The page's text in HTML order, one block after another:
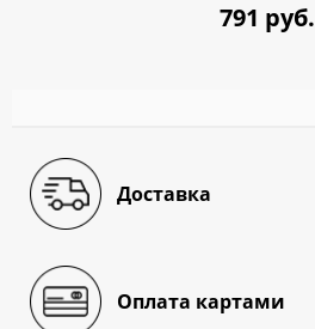
791 руб.
Доставка
Оплата картами